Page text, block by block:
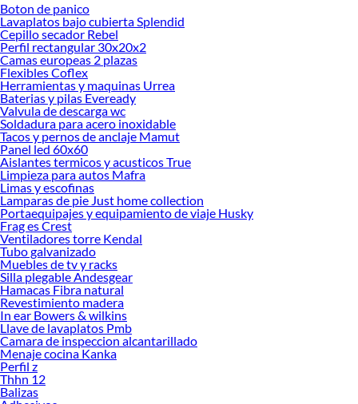
Desde remodelaciones hasta proyectos de decoración, estamos aquí para hacer
tus ideas realidad. ¡Visítanos y encuentra todo lo que tenemos para ofrecerte en
Vanitorios!
Explora la variedad de productos de Vanitorios en Sodimac
Herramientas, materiales y accesorios de calidad para tus proyectos y
renovación de espacios. ¡Visítanos y descubre todo lo que tenemos para
ofrecerte!
Encuentra una amplia variedad de productos de Vanitorios en Sodimac.
Encuentra todo lo necesario para tus proyectos de renovación y decoración.
¡Visítanos y haz tus ideas realidad!
Boton de panico
Lavaplatos bajo cubierta Splendid
Cepillo secador Rebel
Perfil rectangular 30x20x2
Camas europeas 2 plazas
Flexibles Coflex
Herramientas y maquinas Urrea
Baterias y pilas Eveready
Valvula de descarga wc
Soldadura para acero inoxidable
Tacos y pernos de anclaje Mamut
Panel led 60x60
Aislantes termicos y acusticos True
Limpieza para autos Mafra
Limas y escofinas
Lamparas de pie Just home collection
Portaequipajes y equipamiento de viaje Husky
Frag es Crest
Ventiladores torre Kendal
Tubo galvanizado
Muebles de tv y racks
Silla plegable Andesgear
Hamacas Fibra natural
Revestimiento madera
In ear Bowers & wilkins
Llave de lavaplatos Pmb
Camara de inspeccion alcantarillado
Menaje cocina Kanka
Perfil z
Thhn 12
Balizas